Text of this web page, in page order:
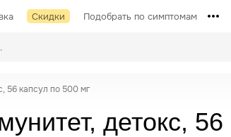
Скидки Подобрать по симптомам
56 капсул по 500 мг
детокс, 56